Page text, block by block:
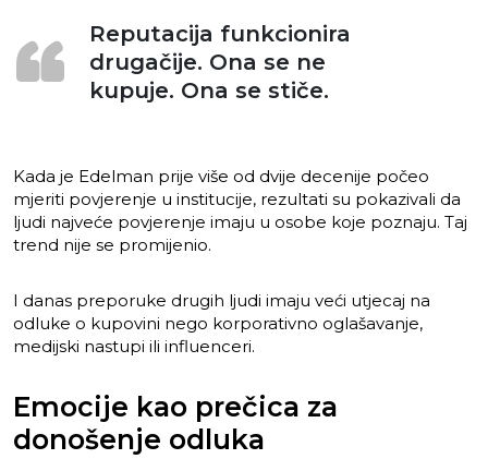
Reputacija funkcionira
drugačije. Ona se ne
kupuje. Ona se stiče.
Kada je Edelman prije više od dvije decenije počeo
mjeriti povjerenje u institucije, rezultati su pokazivali da
ljudi najveće povjerenje imaju u osobe koje poznaju. Taj
trend nije se promijenio.
I danas preporuke drugih ljudi imaju veći utjecaj na
odluke o kupovini nego korporativno oglašavanje,
medijski nastupi ili influenceri.
Emocije kao prečica za
donošenje odluka